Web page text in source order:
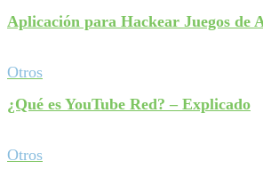
Aplicación para Hackear Juegos de
Otros
¿Qué es YouTube Red? – Explicado
Otros